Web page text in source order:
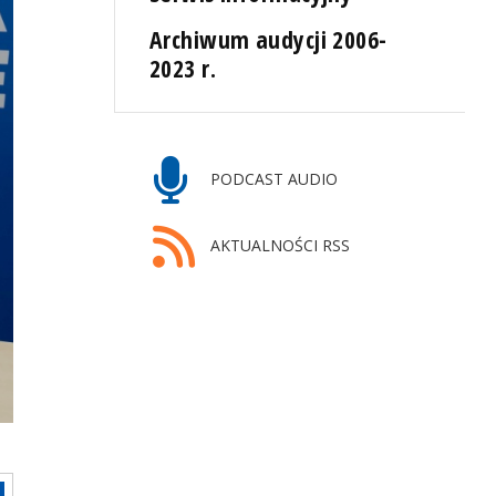
Archiwum audycji 2006-
2023 r.
PODCAST AUDIO
AKTUALNOŚCI RSS